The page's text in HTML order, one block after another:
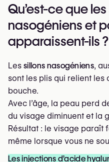
Qu’est-ce que
nasogéniens et
apparaissent-ils ?
Les sillons nasogéniens,
sont les plis qui relient les
bouche.
Avec l’âge, la peau perd
du visage diminuent et la
Résultat : le visage paraît
même lorsque vous ne
Les injections d’acide